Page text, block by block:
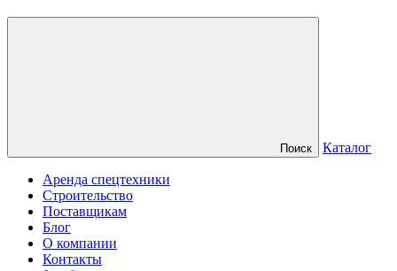
Поиск Каталог
Аренда спецтехники
Строительство
Поставщикам
Блог
О компании
Контакты